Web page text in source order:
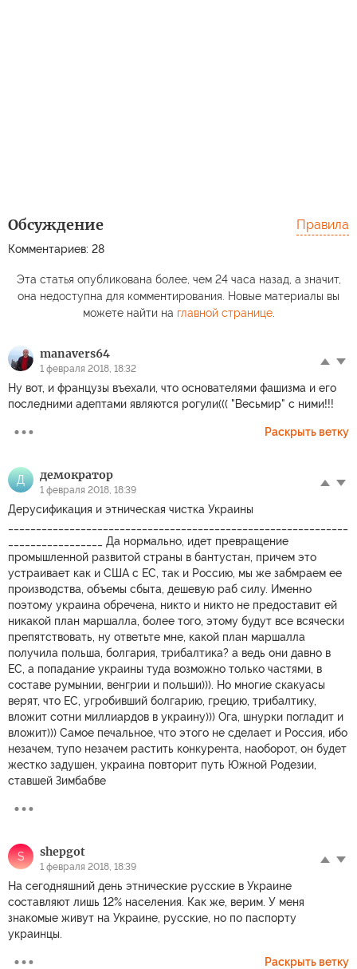
Обсуждение
Комментариев: 28
Правила
Эта статья опубликована более, чем 24 часа назад, а значит,
она недоступна для комментирования. Новые материалы вы
можете найти на главной странице.
manavers64
1 февраля 2018, 18:32
Ну вот, и французы въехали, что основателями фашизма и его
последними адептами являются рогули((( "Весьмир" с ними!!!
Раскрыть ветку
Д демократор
1 февраля 2018, 18:39
Дерусификация и этническая чистка Украины
_________________ Да нормально, идет превращение
промышленной развитой страны в бантустан, причем это
устраивает как и США с ЕС, так и Россию, мы же забмраем ее
производства, объемы сбыта, дешевую раб силу. Именно
поэтому украина обречена, никто и никто не предоставит ей
никакой план маршалла, более того, этому будут все всячески
препятствовать, ну ответьте мне, какой план маршалла
получила польша, болгария, трибалтика? а ведь они давно в
ЕС, а попадание украины туда возможно только частями, в
составе румынии, венгрии и польши))). Но многие скакуасы
верят, что ЕС, угробивший болгарию, грецию, трибалтику,
вложит сотни миллиардов в украину))) Ога, шнурки погладит и
вложит))) Самое печальное, что этого не сделает и Россия, ибо
незачем, тупо незачем растить конкурента, наоборот, он будет
жестко задушен, украина повторит путь Южной Родезии,
ставшей Зимбабве
S shepgot
1 февраля 2018, 18:39
На сегодняшний день этнические русские в Украине
составляют лишь 12% населения. Как же, верим. У меня
знакомые живут на Украине, русские, но по паспорту
украинцы.
Раскрыть ветку